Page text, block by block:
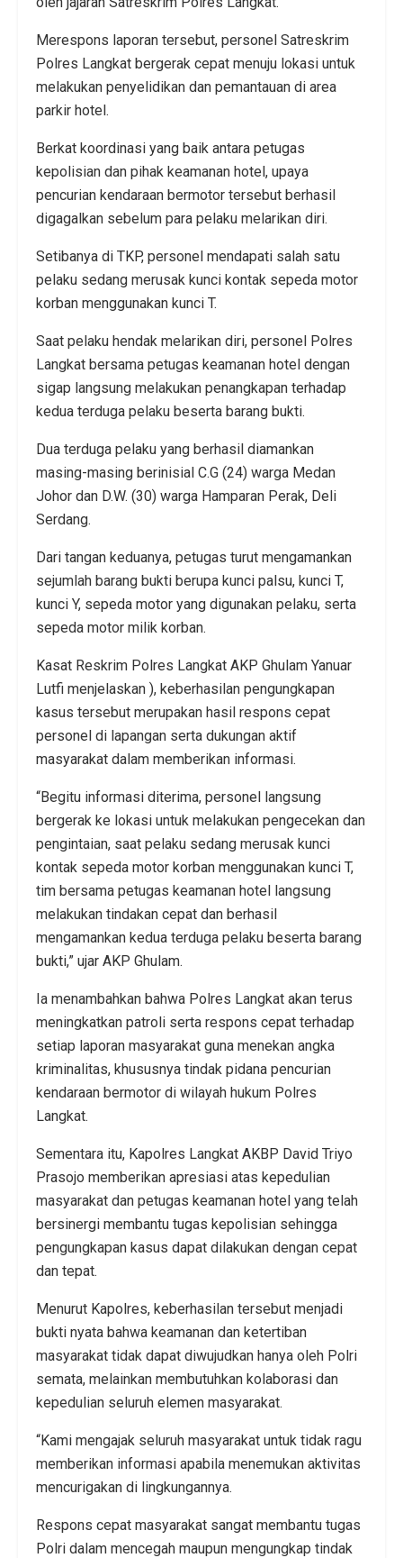
Merespons laporan tersebut, personel Satreskrim
Polres Langkat bergerak cepat menuju lokasi untuk
melakukan penyelidikan dan pemantauan di area
parkir hotel.
Berkat koordinasi yang baik antara petugas
kepolisian dan pihak keamanan hotel, upaya
pencurian kendaraan bermotor tersebut berhasil
digagalkan sebelum para pelaku melarikan diri.
Setibanya di TKP, personel mendapati salah satu
pelaku sedang merusak kunci kontak sepeda motor
korban menggunakan kunci T.
Saat pelaku hendak melarikan diri, personel Polres
Langkat bersama petugas keamanan hotel dengan
sigap langsung melakukan penangkapan terhadap
kedua terduga pelaku beserta barang bukti.
Dua terduga pelaku yang berhasil diamankan
masing-masing berinisial C.G (24) warga Medan
Johor dan D.W. (30) warga Hamparan Perak, Deli
Serdang.
Dari tangan keduanya, petugas turut mengamankan
sejumlah barang bukti berupa kunci palsu, kunci T,
kunci Y, sepeda motor yang digunakan pelaku, serta
sepeda motor milik korban.
Kasat Reskrim Polres Langkat AKP Ghulam Yanuar
Lutfi menjelaskan ), keberhasilan pengungkapan
kasus tersebut merupakan hasil respons cepat
personel di lapangan serta dukungan aktif
masyarakat dalam memberikan informasi.
“Begitu informasi diterima, personel langsung
bergerak ke lokasi untuk melakukan pengecekan dan
pengintaian, saat pelaku sedang merusak kunci
kontak sepeda motor korban menggunakan kunci T,
tim bersama petugas keamanan hotel langsung
melakukan tindakan cepat dan berhasil
mengamankan kedua terduga pelaku beserta barang
bukti,” ujar AKP Ghulam.
Ia menambahkan bahwa Polres Langkat akan terus
meningkatkan patroli serta respons cepat terhadap
setiap laporan masyarakat guna menekan angka
kriminalitas, khususnya tindak pidana pencurian
kendaraan bermotor di wilayah hukum Polres
Langkat.
Sementara itu, Kapolres Langkat AKBP David Triyo
Prasojo memberikan apresiasi atas kepedulian
masyarakat dan petugas keamanan hotel yang telah
bersinergi membantu tugas kepolisian sehingga
pengungkapan kasus dapat dilakukan dengan cepat
dan tepat.
Menurut Kapolres, keberhasilan tersebut menjadi
bukti nyata bahwa keamanan dan ketertiban
masyarakat tidak dapat diwujudkan hanya oleh Polri
semata, melainkan membutuhkan kolaborasi dan
kepedulian seluruh elemen masyarakat.
“Kami mengajak seluruh masyarakat untuk tidak ragu
memberikan informasi apabila menemukan aktivitas
mencurigakan di lingkungannya.
Respons cepat masyarakat sangat membantu tugas
Polri dalam mencegah maupun mengungkap tindak